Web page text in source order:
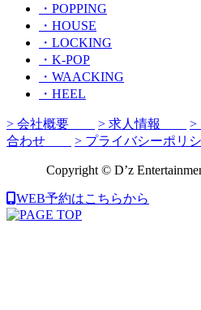
・POPPING
・HOUSE
・LOCKING
・K-POP
・WAACKING
・HEEL
> 会社概要 > 求人情報 >
合わせ
> プライバシーポリ
Copyright © D’z
WEB予約はこちらから